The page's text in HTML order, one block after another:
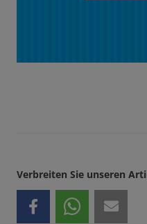
Verbreiten Sie unseren